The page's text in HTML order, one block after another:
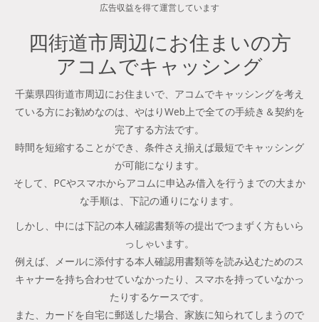
広告収益を得て運営しています
四街道市周辺にお住まいの方
アコムでキャッシング
千葉県四街道市周辺にお住まいで、アコムでキャッシングを考え
ている方にお勧めなのは、やはりWeb上で全ての手続き＆契約を
完了する方法です。
時間を短縮することができ、条件さえ揃えば最短でキャッシング
が可能になります。
そして、PCやスマホからアコムに申込み借入を行うまでの大まか
な手順は、下記の通りになります。
しかし、中には下記の本人確認書類等の提出でつまずく方もいら
っしゃいます。
例えば、メールに添付する本人確認用書類等を読み込むためのス
キャナーを持ち合わせていなかったり、スマホを持っていなかっ
たりするケースです。
また、カードを自宅に郵送した場合、家族に知られてしまうので